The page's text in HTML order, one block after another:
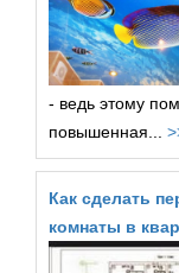
- ведь этому
повышенная...
Как сделать
комнаты в